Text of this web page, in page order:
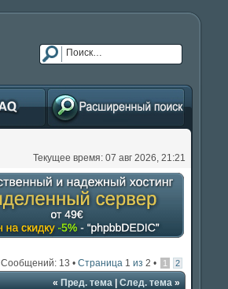
Расширенный поиск
Текущее время: 07 авг 2026, 21:21
Сообщений: 13 • Страница 1 из 2 • 1 2
«Пред. тема|След. тема»